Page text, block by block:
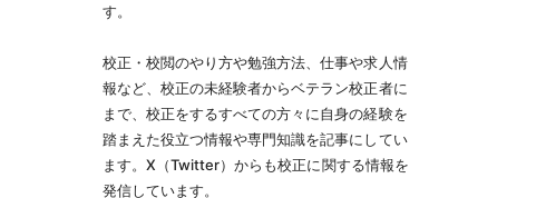
す。
校正・校閲のやり方や勉強方法、仕事や求人情
報など、校正の未経験者からベテラン校正者に
まで、校正をするすべての方々に自身の経験を
踏まえた役立つ情報や専門知識を記事にしてい
ます。X（Twitter）からも校正に関する情報を
発信しています。